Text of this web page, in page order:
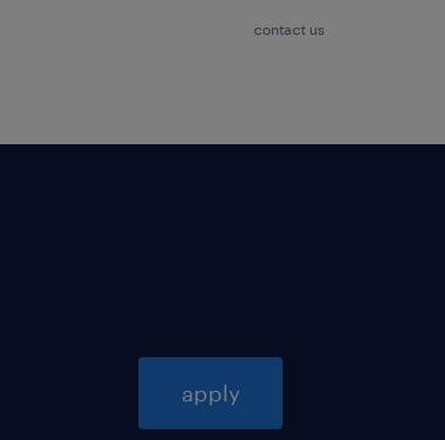
contact us
apply